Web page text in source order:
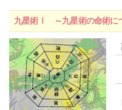
九星術Ⅰ ～九星術の命術に